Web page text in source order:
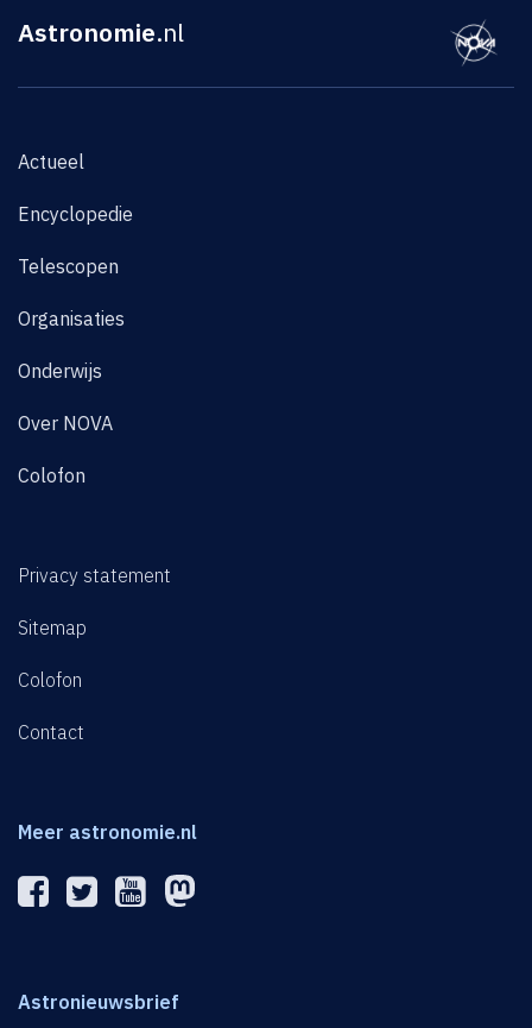
Astronomie.nl
Actueel
Encyclopedie
Telescopen
Organisaties
Onderwijs
Over NOVA
Colofon
Privacy statement
Sitemap
Colofon
Contact
Meer astronomie.nl
Astronieuwsbrief